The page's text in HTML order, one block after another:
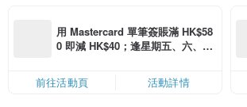
用 Mastercard 單筆簽賬滿 HK$58
0 即減 HK$40；逢星期五、六、日
限，額滿即止，僅限「常用信用
卡」結帳）
前往活動頁 活動詳情